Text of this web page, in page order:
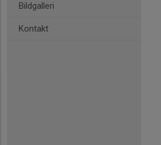
Bildgalleri
Kontakt